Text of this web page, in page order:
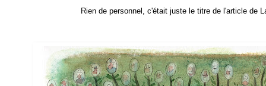
Rien de personnel, c'était juste le titre de l'article de